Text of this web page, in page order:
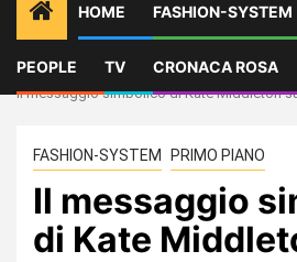
HOME FASHION-SYSTEM
PEOPLE TV CRONACA ROSA
Home
FASHION-SYSTEM
Il messaggio simbolico di Kate Middleton
FASHION-SYSTEM PRIMO PIANO
Il messaggio
di Kate